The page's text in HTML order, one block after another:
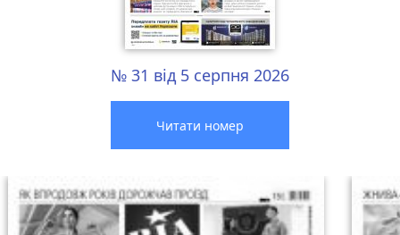
№ 31 від 5 серпня 2026
Читати номер